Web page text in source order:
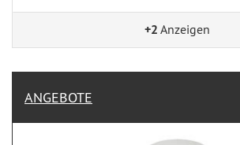
+2 Anzeigen
ANGEBOTE